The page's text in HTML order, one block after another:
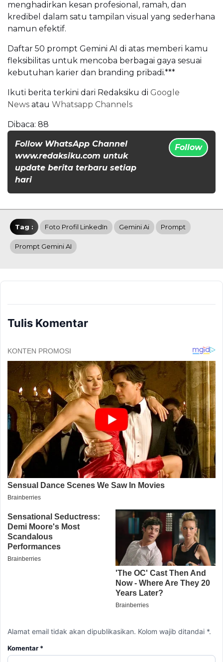
menghadirkan kesan profesional, ramah, dan
kredibel dalam satu tampilan visual yang sederhana
namun efektif.
Daftar 50 prompt Gemini AI di atas memberi kamu
fleksibilitas untuk mencoba berbagai gaya sesuai
kebutuhan karier dan branding pribadi.***
Ikuti berita terkini dari Redaksiku di Google
News atau Whatsapp Channels
Dibaca: 88
Follow WhatsApp Channel
www.redaksiku.com untuk
update berita terbaru setiap
hari
Follow
Tag : Foto Profil LinkedIn Gemini Ai Prompt
Prompt Gemini AI
Tulis Komentar
Alamat email tidak akan dipublikasikan. Kolom wajib ditandai *.
Komentar *